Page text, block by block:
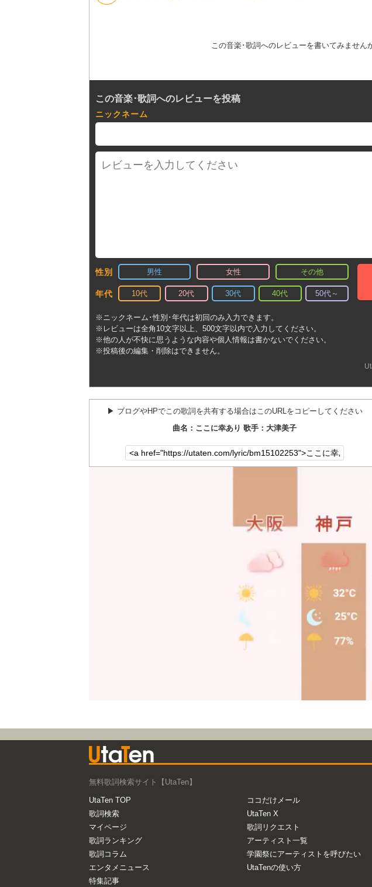
この音楽･歌詞へのレビューを書いてみません
この音楽･歌詞へのレビューを投稿
ニックネーム
性別 男性 女性 その他
年代 10代 20代 30代 40代 50代～
※ニックネーム･性別･年代は初回のみ入力できます。
※レビューは全角10文字以上、500文字以内で入力してください。
※他の人が不快に思うような内容や個人情報は書かないでください。
※投稿後の編集・削除はできません。
▶︎ ブログやHPでこの歌詞を共有する場合はこのURLをコピーしてください
曲名：ここに幸あり 歌手：大津美子
無料歌詞検索サイト【UtaTen】
UtaTen TOP
歌詞検索
マイページ
歌詞ランキング
歌詞コラム
エンタメニュース
特集記事
ココだけメール
UtaTen X
歌詞リクエスト
アーティスト一覧
学園祭にアーティストを呼びたい
UtaTenの使い方